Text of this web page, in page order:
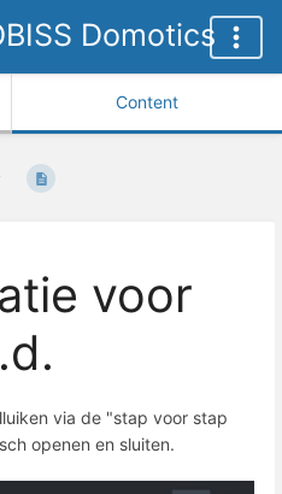
Domotics
Content
voor
via de "stap voor stap
openen en sluiten.